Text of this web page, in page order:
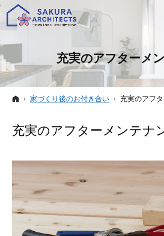
充実のアフターメ
ホーム
家づくり後のお付き合い 充実のアフ
充実のアフターメンテナ